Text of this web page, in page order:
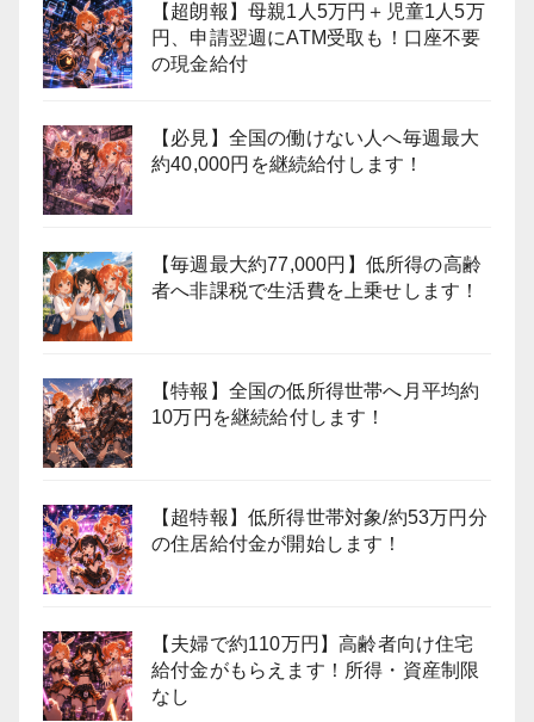
【超朗報】母親1人5万円＋児童1人5万
円、申請翌週にATM受取も！口座不要
の現金給付
【必見】全国の働けない人へ毎週最大
約40,000円を継続給付します！
【毎週最大約77,000円】低所得の高齢
者へ非課税で生活費を上乗せします！
【特報】全国の低所得世帯へ月平均約
10万円を継続給付します！
【超特報】低所得世帯対象/約53万円分
の住居給付金が開始します！
【夫婦で約110万円】高齢者向け住宅
給付金がもらえます！所得・資産制限
なし